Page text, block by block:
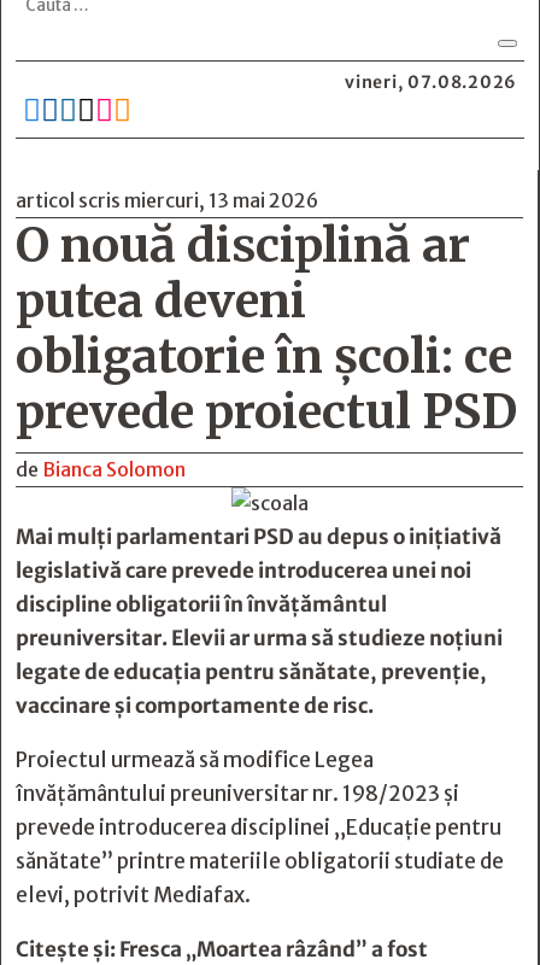
vineri, 07.08.2026
     
articol scris miercuri, 13 mai 2026
O nouă disciplină ar
putea deveni
obligatorie în școli: ce
prevede proiectul PSD
de Bianca Solomon
Mai mulți parlamentari PSD au depus o inițiativă
legislativă care prevede introducerea unei noi
discipline obligatorii în învățământul
preuniversitar. Elevii ar urma să studieze noțiuni
legate de educația pentru sănătate, prevenție,
vaccinare și comportamente de risc.
Proiectul urmează să modifice Legea
învățământului preuniversitar nr. 198/2023 și
prevede introducerea disciplinei „Educație pentru
sănătate” printre materiile obligatorii studiate de
elevi, potrivit Mediafax.
Citește și:Fresca „Moartea râzând” a fost